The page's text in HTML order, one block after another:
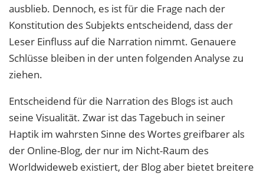
ausblieb. Dennoch, es ist für die Frage nach der
Konstitution des Subjekts entscheidend, dass der
Leser Einfluss auf die Narration nimmt. Genauere
Schlüsse bleiben in der unten folgenden Analyse zu
ziehen.
Entscheidend für die Narration des Blogs ist auch
seine Visualität. Zwar ist das Tagebuch in seiner
Haptik im wahrsten Sinne des Wortes greifbarer als
der Online-Blog, der nur im Nicht-Raum des
Worldwideweb existiert, der Blog aber bietet breitere